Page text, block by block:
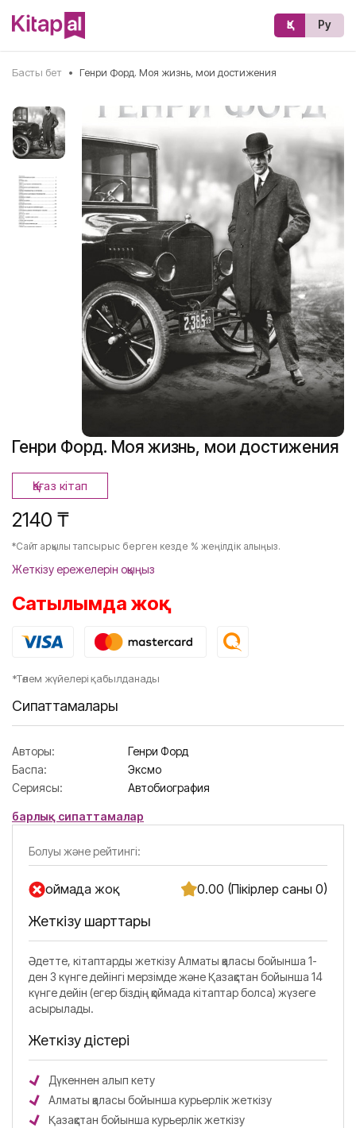
Қз Ру
Басты бет • Генри Форд. Моя жизнь, мои достижения
Генри Форд. Моя жизнь, мои достижения
Қағаз кітап
2140 ₸
*Сайт арқылы тапсырыс берген кезде % жеңілдік алыңыз.
Жеткізу ережелерін оқыңыз
Сатылымда жоқ
*Төлем жүйелері қабылданады
Сипаттамалары
Авторы:
Генри Форд
Баспа:
Эксмо
Сериясы:
Автобиография
барлық сипаттамалар
Болуы және рейтингі:
Қоймада жоқ 0.00 (Пікірлер саны 0)
Жеткізу шарттары
Әдетте, кітаптарды жеткізу Алматы қаласы бойынша 1-
ден 3 күнге дейінгі мерзімде және Қазақстан бойынша 14
күнге дейін (егер біздің қоймада кітаптар болса) жүзеге
асырылады.
Жеткізу әдістері
Дүкеннен алып кету
Алматы қаласы бойынша курьерлік жеткізу
Қазақстан бойынша курьерлік жеткізу